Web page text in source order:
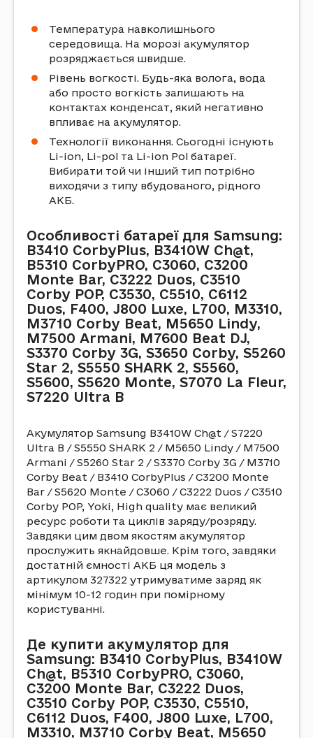
Температура навколишнього
середовища. На морозі акумулятор
розряджається швидше.
Рівень вогкості. Будь-яка волога, вода
або просто вогкість залишають на
контактах конденсат, який негативно
впливає на акумулятор.
Технології виконання. Сьогодні існують
Li-ion, Li-pol та Li-ion Pol батареї.
Вибирати той чи інший тип потрібно
виходячи з типу вбудованого, рідного
АКБ.
Особливості батареї для Samsung:
B3410 CorbyPlus, B3410W Ch@t,
B5310 CorbyPRO, C3060, C3200
Monte Bar, C3222 Duos, C3510
Corby POP, C3530, C5510, C6112
Duos, F400, J800 Luxe, L700, M3310,
M3710 Corby Beat, M5650 Lindy,
M7500 Armani, M7600 Beat DJ,
S3370 Corby 3G, S3650 Corby, S5260
Star 2, S5550 SHARK 2, S5560,
S5600, S5620 Monte, S7070 La Fleur,
S7220 Ultra B
Акумулятор Samsung B3410W Ch@t / S7220
Ultra B / S5550 SHARK 2 / M5650 Lindy / M7500
Armani / S5260 Star 2 / S3370 Corby 3G / M3710
Corby Beat / B3410 CorbyPlus / C3200 Monte
Bar / S5620 Monte / C3060 / C3222 Duos / C3510
Corby POP, Yoki, High quality має великий
ресурс роботи та циклів заряду/розряду.
Завдяки цим двом якостям акумулятор
прослужить якнайдовше. Крім того, завдяки
достатній ємності АКБ ця модель з
артикулом 327322 утримуватиме заряд як
мінімум 10-12 годин при помірному
користуванні.
Де купити акумулятор для
Samsung: B3410 CorbyPlus, B3410W
Ch@t, B5310 CorbyPRO, C3060,
C3200 Monte Bar, C3222 Duos,
C3510 Corby POP, C3530, C5510,
C6112 Duos, F400, J800 Luxe, L700,
M3310, M3710 Corby Beat, M5650